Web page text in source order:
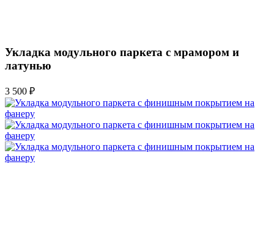
Укладка модульного паркета с мрамором и
латунью
3 500 ₽